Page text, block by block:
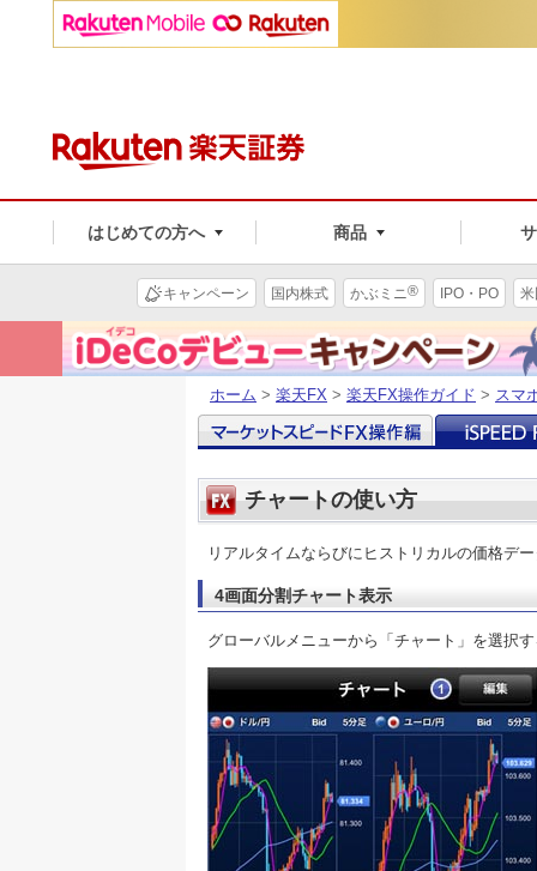
はじめての方へ 商品
キャンペーン 国内株式 かぶミニ® IPO・PO
ホーム > 楽天FX > 楽天FX操作ガイド > スマ
チャートの使い方
リアルタイムならびにヒストリカルの価格デ
4画面分割チャート表示
グローバルメニューから「チャート」を選択